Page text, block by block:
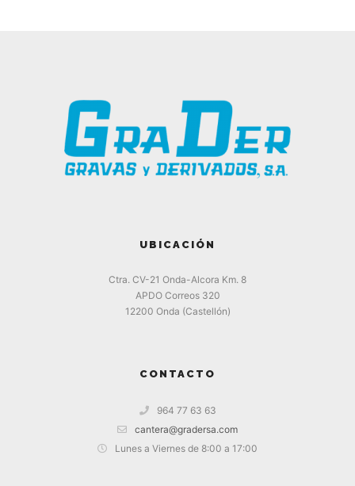
UBICACIÓN
Ctra. CV-21 Onda-Alcora Km. 8
APDO Correos 320
12200 Onda (Castellón)
CONTACTO
964 77 63 63
cantera@gradersa.com
Lunes a Viernes de 8:00 a 17:00